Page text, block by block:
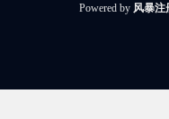
Powered by 风暴注